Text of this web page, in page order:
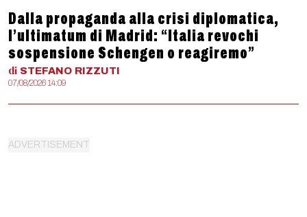
Dalla propaganda alla crisi diplomatica,
l’ultimatum di Madrid: “Italia revochi
sospensione Schengen o reagiremo”
di STEFANO RIZZUTI
07/08/2026 14:09